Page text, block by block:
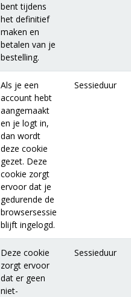
bent tijdens
het definitief
maken en
betalen van je
bestelling.
Als je een
account hebt
aangemaakt
en je logt in,
dan wordt
deze cookie
gezet. Deze
cookie zorgt
ervoor dat je
gedurende de
browsersessie
blijft ingelogd.
Sessieduur
Deze cookie
zorgt ervoor
dat er geen
niet-
Sessieduur